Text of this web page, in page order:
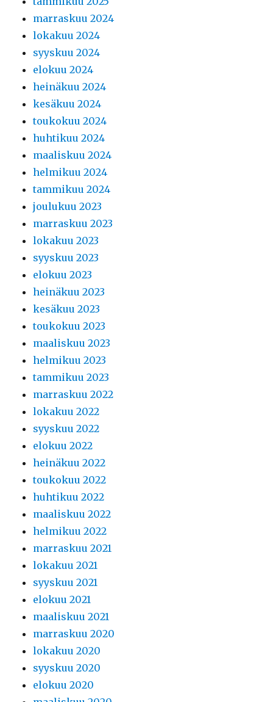
marraskuu 2024
lokakuu 2024
syyskuu 2024
elokuu 2024
heinäkuu 2024
kesäkuu 2024
toukokuu 2024
huhtikuu 2024
maaliskuu 2024
helmikuu 2024
tammikuu 2024
joulukuu 2023
marraskuu 2023
lokakuu 2023
syyskuu 2023
elokuu 2023
heinäkuu 2023
kesäkuu 2023
toukokuu 2023
maaliskuu 2023
helmikuu 2023
tammikuu 2023
marraskuu 2022
lokakuu 2022
syyskuu 2022
elokuu 2022
heinäkuu 2022
toukokuu 2022
huhtikuu 2022
maaliskuu 2022
helmikuu 2022
marraskuu 2021
lokakuu 2021
syyskuu 2021
elokuu 2021
maaliskuu 2021
marraskuu 2020
lokakuu 2020
syyskuu 2020
elokuu 2020